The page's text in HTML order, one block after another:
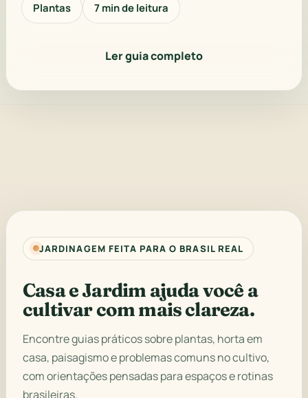
Plantas 7 min de leitura
Ler guia completo
JARDINAGEM FEITA PARA O BRASIL REAL
Casa e Jardim ajuda você a
cultivar com mais clareza.
Encontre guias práticos sobre plantas, horta em
casa, paisagismo e problemas comuns no cultivo,
com orientações pensadas para espaços e rotinas
brasileiras.